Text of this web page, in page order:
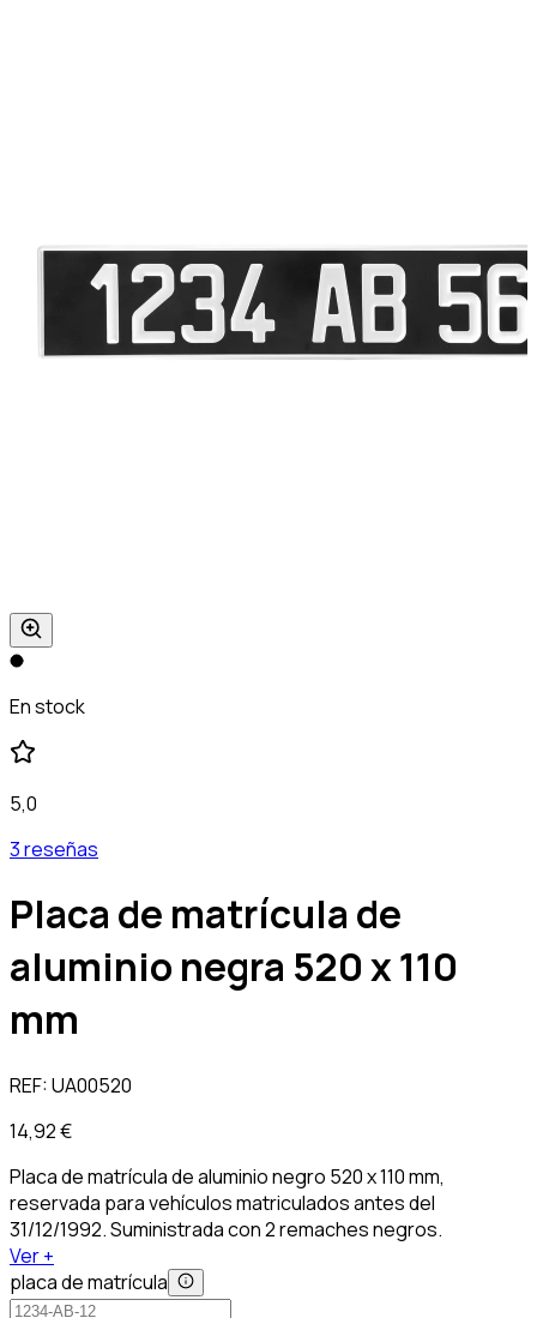
En stock
5,0
3 reseñas
Placa de matrícula de
aluminio negra 520 x 110
mm
REF:UA00520
14,92 €
Placa de matrícula de aluminio negro 520 x 110 mm,
reservada para vehículos matriculados antes del
31/12/1992. Suministrada con 2 remaches negros.
Ver +
placa de matrícula